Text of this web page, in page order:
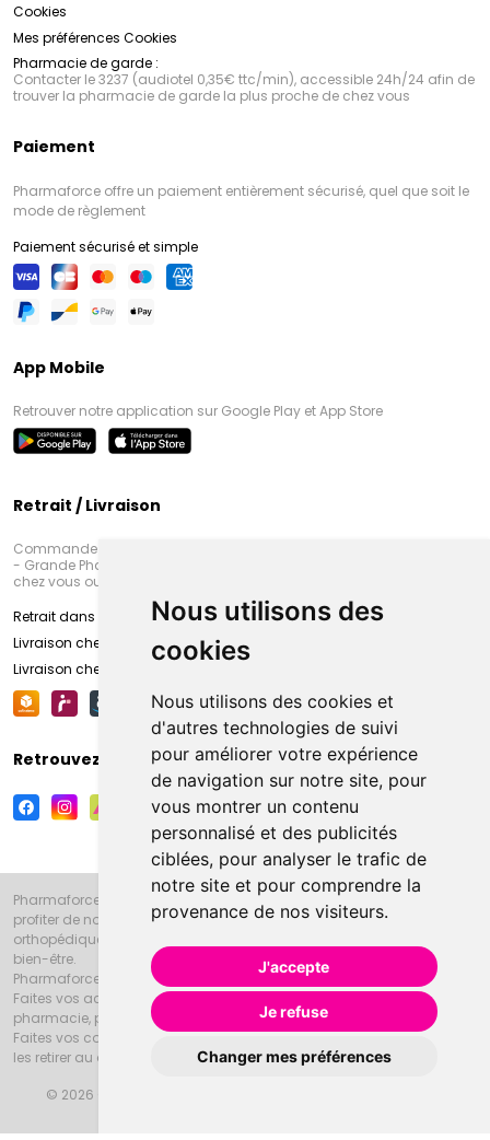
Nous utilisons des
cookies
Nous utilisons des cookies et
d'autres technologies de suivi
pour améliorer votre expérience
de navigation sur notre site, pour
vous montrer un contenu
personnalisé et des publicités
ciblées, pour analyser le trafic de
notre site et pour comprendre la
provenance de nos visiteurs.
J'accepte
Je refuse
Changer mes préférences
Cookies
Mes préférences Cookies
Pharmacie de garde :
Contacter le 3237 (audiotel 0,35€ ttc/min), accessible 24h/24 afin de
trouver la pharmacie de garde la plus proche de chez vous
Paiement
Pharmaforce offre un paiement entièrement sécurisé, quel que soit le
mode de règlement
Paiement sécurisé et simple
App Mobile
Retrouver notre application sur Google Play et App Store
Retrait / Livraison
Commandez en ligne et venez chercher votre commande à Amiens
- Grande Pharmacie d’Amiens (Fachon) ou recevez-là rapidement
chez vous ou en point retrait
Retrait dans la pharmacie d’Amiens
Livraison chez vous
Livraison chez votre commerçant
Retrouvez-nous sur vos réseaux sociaux
Pharmaforce.fr et la Grande Pharmacie d’Amiens vous souhaitent de
profiter de notre accueil, de nos conseils pharmaceutiques,
orthopédiques, homéopathiques, parapharmaceutiques, beauté et
bien-être.
Pharmaforce.fr est le site internet de la Grande Pharmacie d’Amiens.
Faites vos achats en ligne grâce à un choix de 20000 références en
pharmacie, parapharmacie, diététique et animaux (vétérinaire).
Faites vos courses de pharmacie et parapharmacie en ligne et venez
les retirer au drive ou vous les faire livrer à domicile.
© 2026 Grande Pharmacie d’Amiens